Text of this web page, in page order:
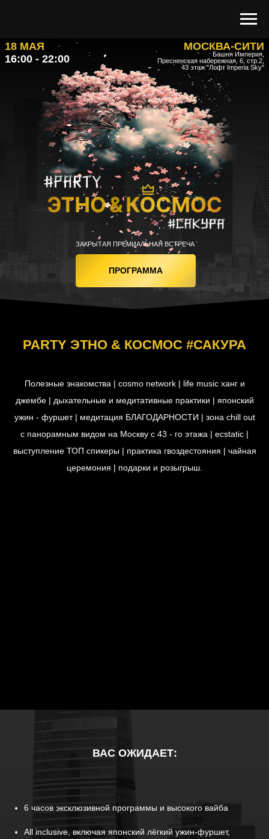
Башня Империя,
Пресненская набережная, 6, стр.2,
43 этаж "Лофт Imperia Sky"
МОСКВА-СИТИ
18 МАЯ
16:00 - 22:00
ПРОГРАММА
ЗАКРЫТАЯ ПРЕМИАЛЬНАЯ ВСТРЕЧА
PARTY ЭТНО & КОСМОС #САКУРА
Полезные знакомства | cosmo network | life music ханг и
джембе | дыхательные и медитативные практики | японский
ужин - фуршет | медитация БЛАГОДАРНОСТИ | зона chill out
с панорамным видом на Москву с 43 - го этажа | ecstatic |
выступление ТОП спикеры | практика гвоздестояния | чайная
церемония | подарки и розыгрыш.
ВАС ОЖИДАЕТ:
6 часов эксклюзивной программы и высокого вайба
All inclusive, включая японский лёгкий ужин-фуршет,